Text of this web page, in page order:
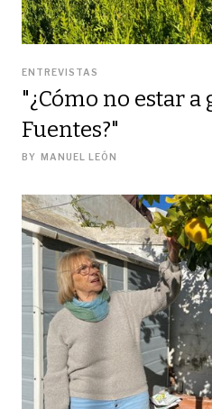
ENTREVISTAS
"¿Cómo no estar a
Fuentes?"
BY MANUEL LEÓN